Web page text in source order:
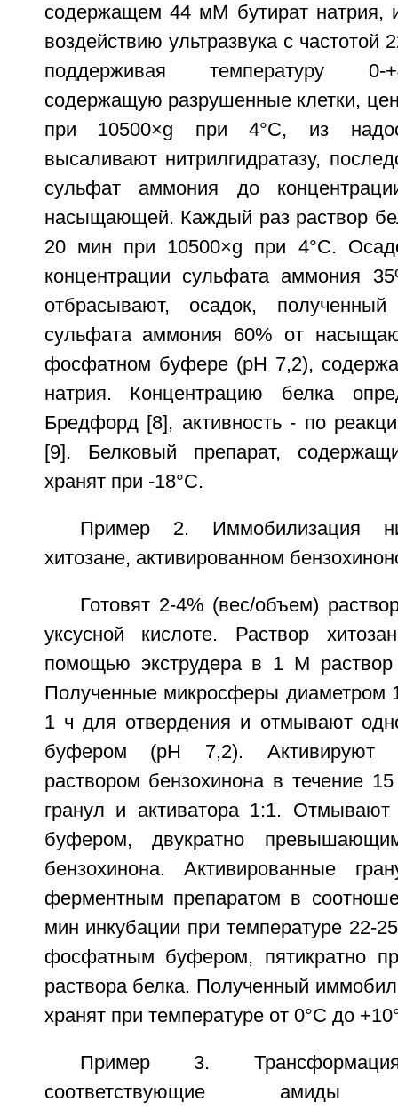
содержащем 44 мМ бутират натрия,
воздействию ультразвука с частотой
поддерживая температуру 0-
содержащую разрушенные клетки,
при 10500×g при 4°C, из
высаливают нитрилгидратазу,
сульфат аммония до
насыщающей. Каждый раз раствор
20 мин при 10500×g при 4°C.
концентрации сульфата аммония
отбрасывают, осадок,
сульфата аммония 60% от
фосфатном буфере (pH 7,2),
натрия. Концентрацию белка
Бредфорд [8], активность - по
[9]. Белковый препарат,
хранят при -18°C.
Пример 2. Иммобилизация
хитозане, активированном
Готовят 2-4% (вес/объем)
уксусной кислоте. Раствор
помощью экструдера в 1 М раствор
Полученные микросферы диаметром
1 ч для отвердения и отмывают
буфером (pH 7,2). Активируют
раствором бензохинона в течение
гранул и активатора 1:1.
буфером, двукратно
бензохинона. Активированные
ферментным препаратом в
мин инкубации при температуре 22-
фосфатным буфером, пятикратно
раствора белка. Полученный
хранят при температуре от 0°C до
Пример 3.
соответствующие амиды